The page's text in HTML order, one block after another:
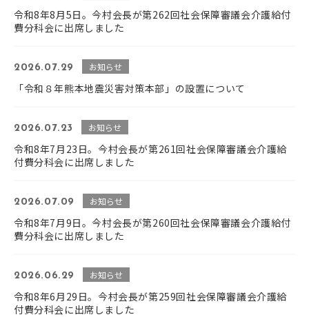
令和8年8月5日。今村会長が第262回社会保障審議会介護給付
費分科会に出席しました
2026.07.29 お知らせ
「令和８年熊本地震災害対策本部」の設置について
2026.07.23 お知らせ
令和8年7月23日。今村会長が第261回社会保障審議会介護給
付費分科会に出席しました
2026.07.09 お知らせ
令和8年7月9日。今村会長が第260回社会保障審議会介護給付
費分科会に出席しました
2026.06.29 お知らせ
令和8年6月29日。今村会長が第259回社会保障審議会介護給
付費分科会に出席しました